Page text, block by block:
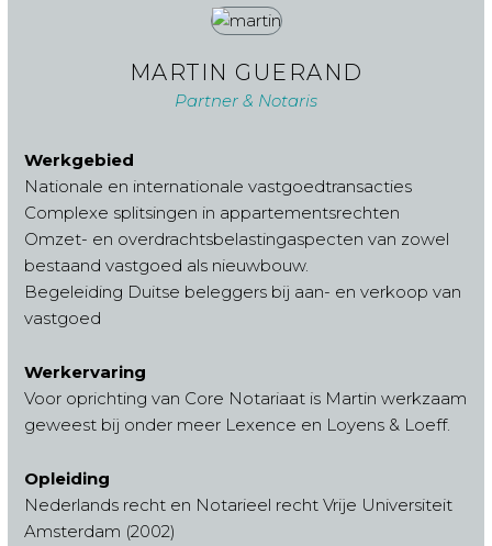
MARTIN GUERAND
Partner & Notaris
Werkgebied
Nationale en internationale vastgoedtransacties
Complexe splitsingen in appartementsrechten
Omzet- en overdrachtsbelastingaspecten van zowel
bestaand vastgoed als nieuwbouw.
Begeleiding Duitse beleggers bij aan- en verkoop van
vastgoed
Werkervaring
Voor oprichting van Core Notariaat is Martin werkzaam
geweest bij onder meer Lexence en Loyens & Loeff.
Opleiding
Nederlands recht en Notarieel recht Vrije Universiteit
Amsterdam (2002)